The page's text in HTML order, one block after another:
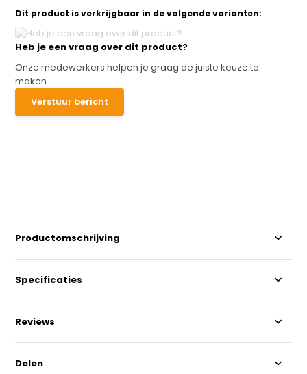
Dit product is verkrijgbaar in de volgende varianten:
Heb je een vraag over dit product?
Onze medewerkers helpen je graag de juiste keuze te
maken.
Verstuur bericht
Productomschrijving
Specificaties
Reviews
Delen